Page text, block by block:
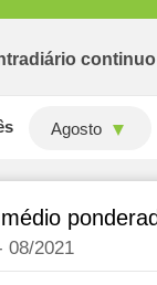
continuo
Agosto
08/2021